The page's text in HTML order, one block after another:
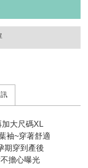
加大尺碼XL
袖~穿著舒適
期穿到產後
擔心曝光